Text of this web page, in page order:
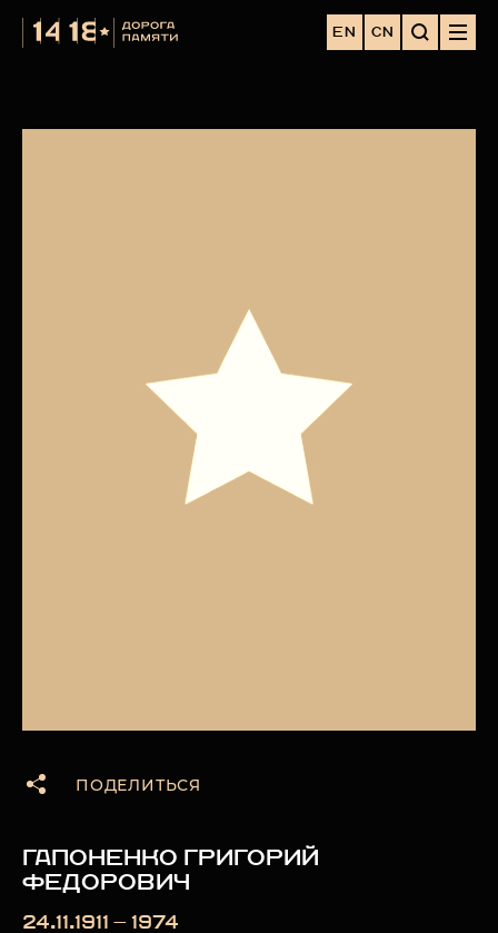
EN CN
ПОДЕЛИТЬСЯ
ГАПОНЕНКО ГРИГОРИЙ
ФЕДОРОВИЧ
24.11.1911 — 1974